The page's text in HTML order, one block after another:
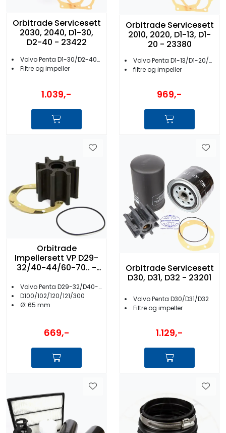
Orbitrade Servicesett
2030, 2040, D1-30,
D2-40 - 23422
Volvo Penta D1-30/D2-40/2030/2040
Filtre og impeller
1.039,-
Orbitrade Servicesett
2010, 2020, D1-13, D1-
20 - 23380
Volvo Penta D1-13/D1-20/2010/2020
filtre og impeller
969,-
Orbitrade
Impellersett VP D29-
32/40-44/60-70.. -
Volvo Penta D29-32/D40-44/D60/D70
D100/102/120/121/300
Ø: 65 mm
669,-
Orbitrade Servicesett
D30, D31, D32 - 23201
Volvo Penta D30/D31/D32
Filtre og impeller
1.129,-